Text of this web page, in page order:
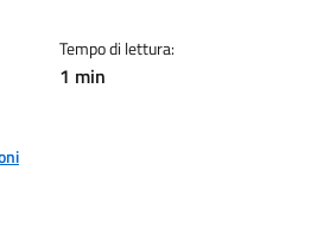
Tempo di lettura:
1 min